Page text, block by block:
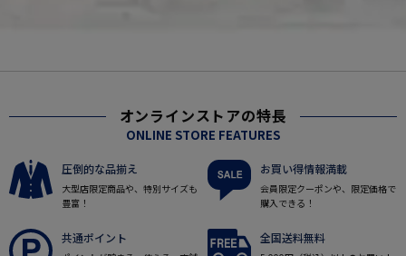
オンラインストアの特長
ONLINE STORE FEATURES
圧倒的な品揃え
大型店限定商品や、特別サイズも
豊富！
お買い得情報満載
会員限定クーポンや、限定価格で
購入できる！
共通ポイント 全国送料無料